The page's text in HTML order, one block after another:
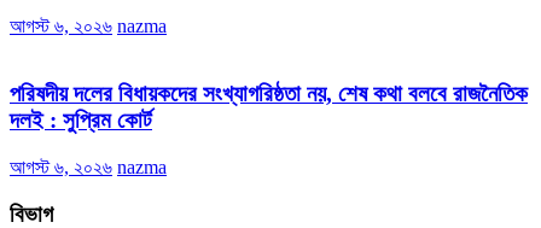
আগস্ট ৬, ২০২৬ nazma
পরিষদীয় দলের বিধায়কদের সংখ্যাগরিষ্ঠতা নয়, শেষ কথা বলবে রাজনৈতিক
দলই : সুপ্রিম কোর্ট
আগস্ট ৬, ২০২৬ nazma
বিভাগ